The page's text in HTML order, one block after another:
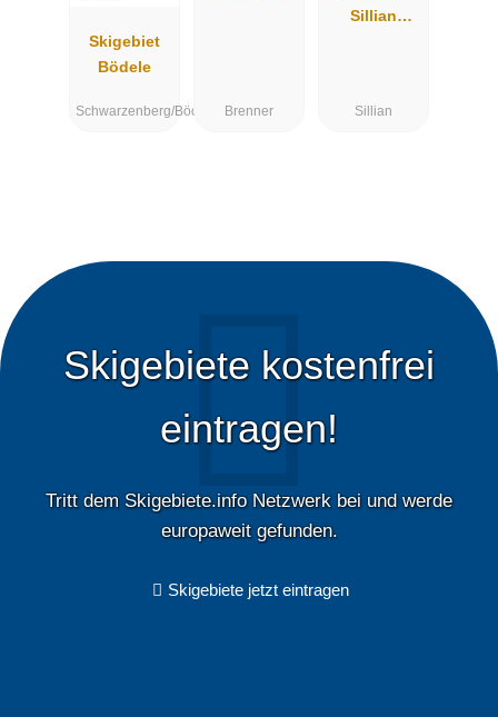
Skigebiet
Bödele
Schwarzenberg/Bödele Brenner
Sillian
Sillian
Skigebiete kostenfrei
eintragen!
Tritt dem Skigebiete.info Netzwerk bei und werde
europaweit gefunden.
Skigebiete jetzt eintragen